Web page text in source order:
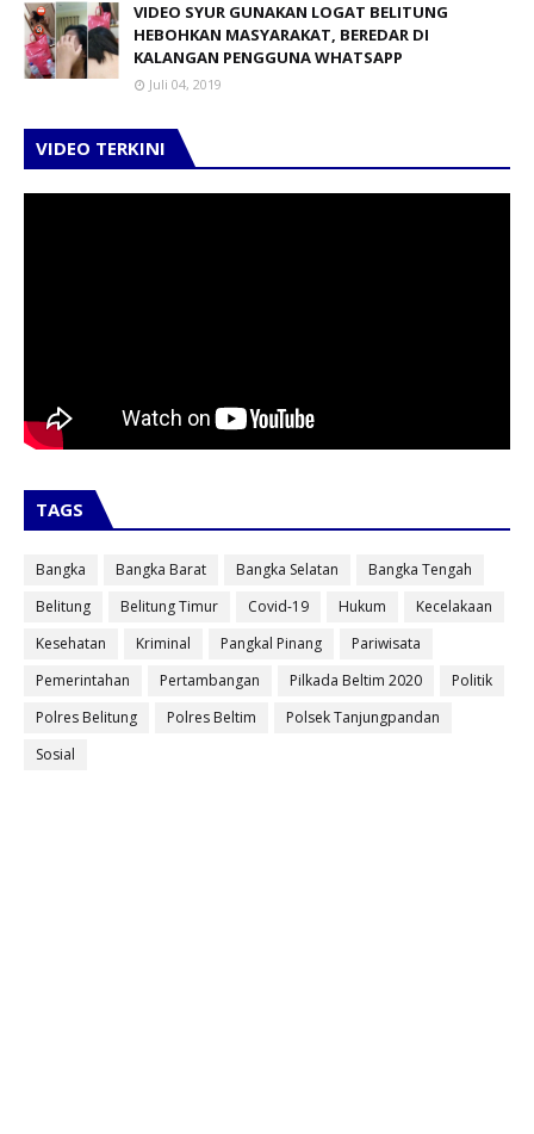
VIDEO SYUR GUNAKAN LOGAT BELITUNG
HEBOHKAN MASYARAKAT, BEREDAR DI
KALANGAN PENGGUNA WHATSAPP
Juli 04, 2019
VIDEO TERKINI
TAGS
Bangka Bangka Barat Bangka Selatan
Bangka Tengah
Belitung
Belitung Timur Covid-19 Hukum
Kecelakaan
Kesehatan
Kriminal Pangkal Pinang
Pariwisata
Pemerintahan
Pertambangan Pilkada Beltim 2020
Politik
Polres Belitung
Polres Beltim
Polsek Tanjungpandan
Sosial